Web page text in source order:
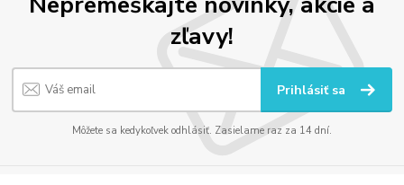
zľavy!
Prihlásiť sa
Môžete sa kedykoľvek odhlásiť. Zasielame raz za 14 dní.